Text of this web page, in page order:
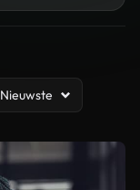
Nieuwste